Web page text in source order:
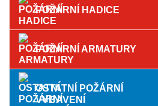
POŽÁRNÍ HADICE
POŽÁRNÍ ARMATURY
OSTATNÍ POŽÁRNÍ
VYBAVENÍ